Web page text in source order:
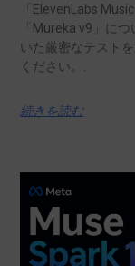
「ElevenLabs
「Mureka v9」に
いた厳密なテスト
ください。.
続きを読む